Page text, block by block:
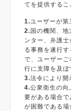
てを提供するこ
1.ユーザーが第
2. 国の機関、
ンター、弁護
る事務を遂行
で、ユーザー
行に支障を及
3.法令により開
4.公衆衛生の向
要がある場合
が困難である場